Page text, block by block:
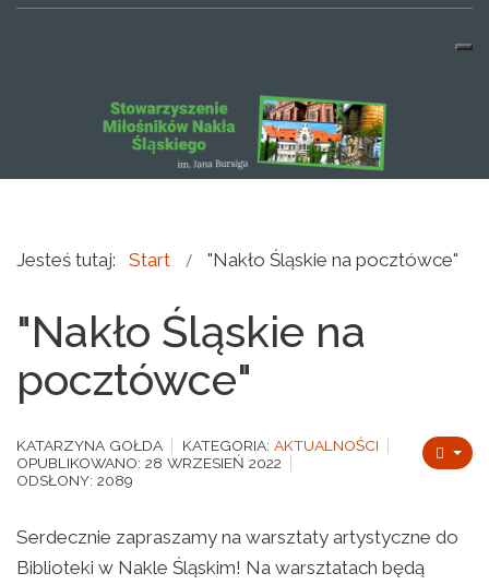
Jesteś tutaj: Start "Nakło Śląskie na pocztówce"
"Nakło Śląskie na
pocztówce"
KATARZYNA GOŁDA KATEGORIA: AKTUALNOŚCI
OPUBLIKOWANO: 28 WRZESIEŃ 2022
ODSŁONY: 2089
Serdecznie zapraszamy na warsztaty artystyczne do
Biblioteki w Nakle Śląskim! Na warsztatach będą